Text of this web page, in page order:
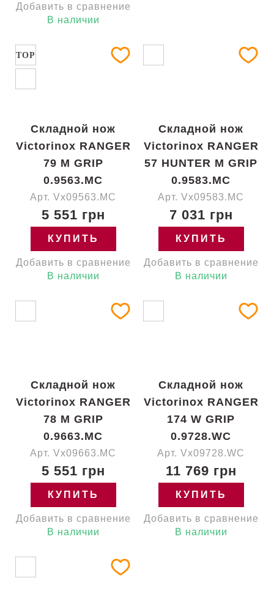
Добавить в сравнение
В наличии
TOP
Складной нож
Victorinox RANGER
79 M GRIP
0.9563.MC
Арт. Vx09563.MC
5 551 грн
КУПИТЬ
Добавить в сравнение
В наличии
Складной нож
Victorinox RANGER
57 HUNTER M GRIP
0.9583.MC
Арт. Vx09583.MC
7 031 грн
КУПИТЬ
Добавить в сравнение
В наличии
Складной нож
Victorinox RANGER
78 M GRIP
0.9663.MC
Арт. Vx09663.MC
5 551 грн
КУПИТЬ
Добавить в сравнение
В наличии
Складной нож
Victorinox RANGER
174 W GRIP
0.9728.WC
Арт. Vx09728.WC
11 769 грн
КУПИТЬ
Добавить в сравнение
В наличии